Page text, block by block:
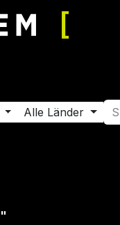
Alle Länder
"